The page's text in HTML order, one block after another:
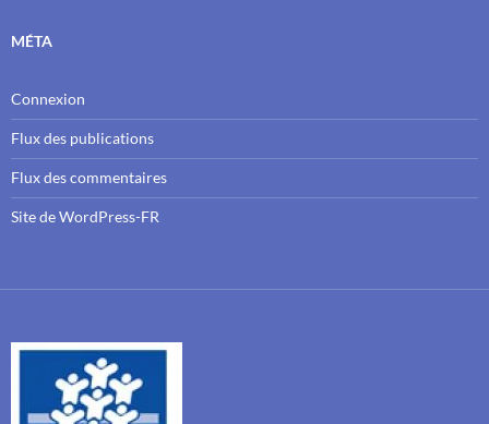
MÉTA
Connexion
Flux des publications
Flux des commentaires
Site de WordPress-FR